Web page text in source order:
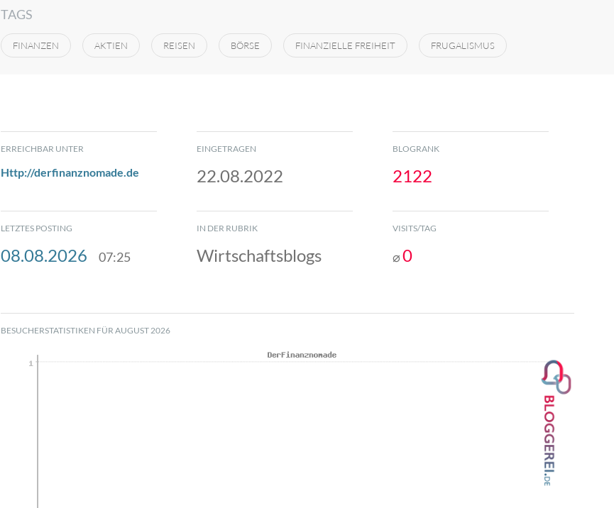
TAGS
FINANZEN AKTIEN REISEN BÖRSE FINANZIELLE FREIHEIT FRUGALISMUS
ERREICHBAR UNTER
Http://derfinanznomade.de
EINGETRAGEN
22.08.2022
BLOGRANK
2122
LETZTES POSTING
08.08.2026 07:25
IN DER RUBRIK
Wirtschaftsblogs
VISITS/TAG
⌀0
BESUCHERSTATISTIKEN FÜR AUGUST 2026